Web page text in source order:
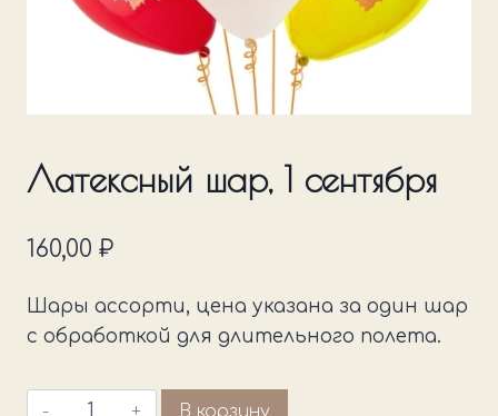
Латексный шар, 1 сентября
160,00 ₽
Шары ассорти, цена указана за один шар
с обработкой для длительного полета.
КоличествоВ корзину